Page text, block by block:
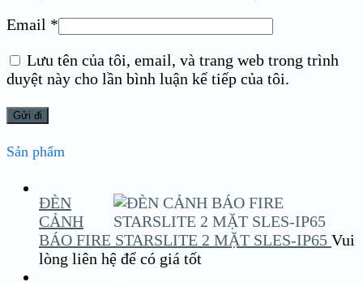
Email *
Lưu tên của tôi, email, và trang web trong trình
duyệt này cho lần bình luận kế tiếp của tôi.
Sản phẩm
ĐÈN
CẢNH
BÁO FIRE STARSLITE 2 MẶT SLES-IP65 Vui
lòng liên hệ để có giá tốt